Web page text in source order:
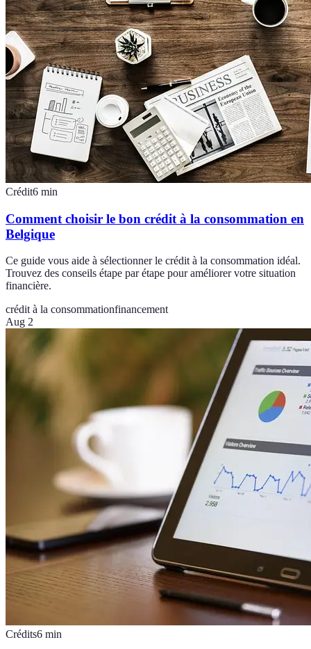
Crédit6 min
Comment choisir le bon crédit à la consommation en
Belgique
Ce guide vous aide à sélectionner le crédit à la consommation idéal.
Trouvez des conseils étape par étape pour améliorer votre situation
financière.
crédit à la consommationfinancement
Aug 2
Crédits6 min